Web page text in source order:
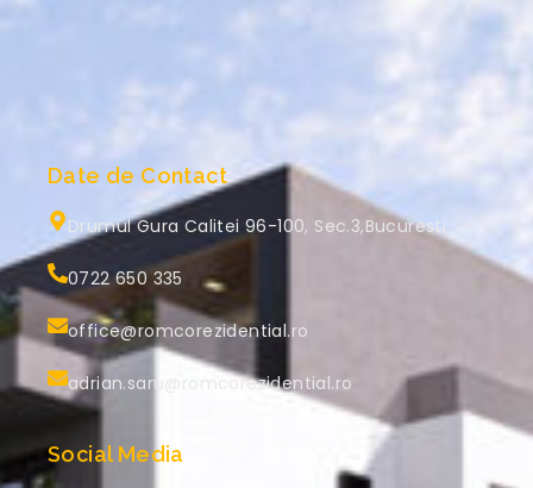
Date de Contact
Drumul Gura Calitei 96-100, Sec.3,Bucuresti
0722 650 335
office@romcorezidential.ro
adrian.saru@romcorezidential.ro
Social Media